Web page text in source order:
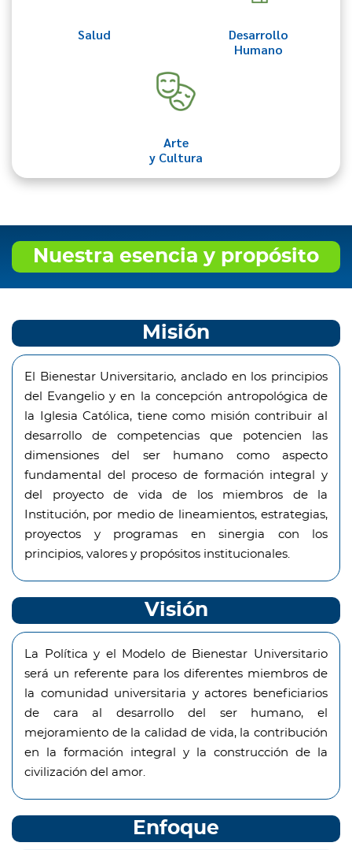
Salud
Desarrollo
Humano
Arte
y Cultura
Nuestra esencia y propósito
Misión
El Bienestar Universitario, anclado en los principios
del Evangelio y en la concepción antropológica de
la Iglesia Católica, tiene como misión contribuir al
desarrollo de competencias que potencien las
dimensiones del ser humano como aspecto
fundamental del proceso de formación integral y
del proyecto de vida de los miembros de la
Institución, por medio de lineamientos, estrategias,
proyectos y programas en sinergia con los
principios, valores y propósitos institucionales.
Visión
La Política y el Modelo de Bienestar Universitario
será un referente para los diferentes miembros de
la comunidad universitaria y actores beneficiarios
de cara al desarrollo del ser humano, el
mejoramiento de la calidad de vida, la contribución
en la formación integral y la construcción de la
civilización del amor.
Enfoque